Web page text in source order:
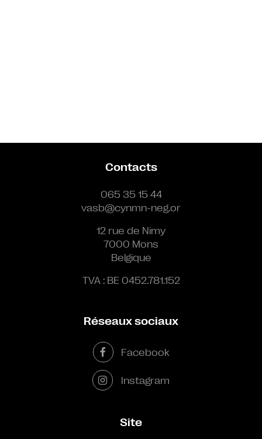
Contacts
065 35 15 44
vasb@cynmn-neg.or
12 rue de Nimy
7000 Mons
Belgique
TVA : BE 0452.781.152
Réseaux sociaux
Facebook
Instagram
Site